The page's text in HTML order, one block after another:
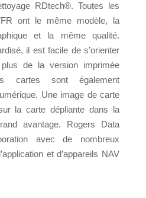
RDtech®. Toutes les
ont le même modèle, la
et la même qualité.
il est facile de s’orienter
de la version imprimée
cartes sont également
Une image de carte
la carte dépliante dans la
avantage. Rogers Data
avec de nombreux
et d’appareils NAV